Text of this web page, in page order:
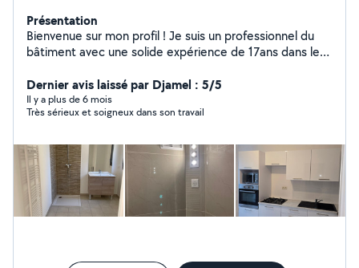
Présentation
Bienvenue sur mon profil ! Je suis un professionnel du
bâtiment avec une solide expérience de 17ans dans les
entreprise vous accompagne dans tous vos projets, qu'il
s'agisse de création, transformation ou amélioration de
votre habitat. Nos domaines d'expertise : Gros œuvre
complète (appartements, maisons, locaux) Isolation
thermique et phonique Plâtrerie & Pose de cloisons
(plaquiste) Carrelage & Revêtements de sol Peinture &
Enduits intérieurs et extérieurs.
Dernier avis laissé par Djamel : 5/5
Il y a plus de 6 mois
Très sérieux et soigneux dans son travail